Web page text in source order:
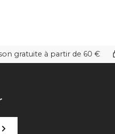
gratuite à partir de 60 €